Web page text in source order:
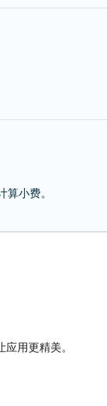
小费。
用更精美。